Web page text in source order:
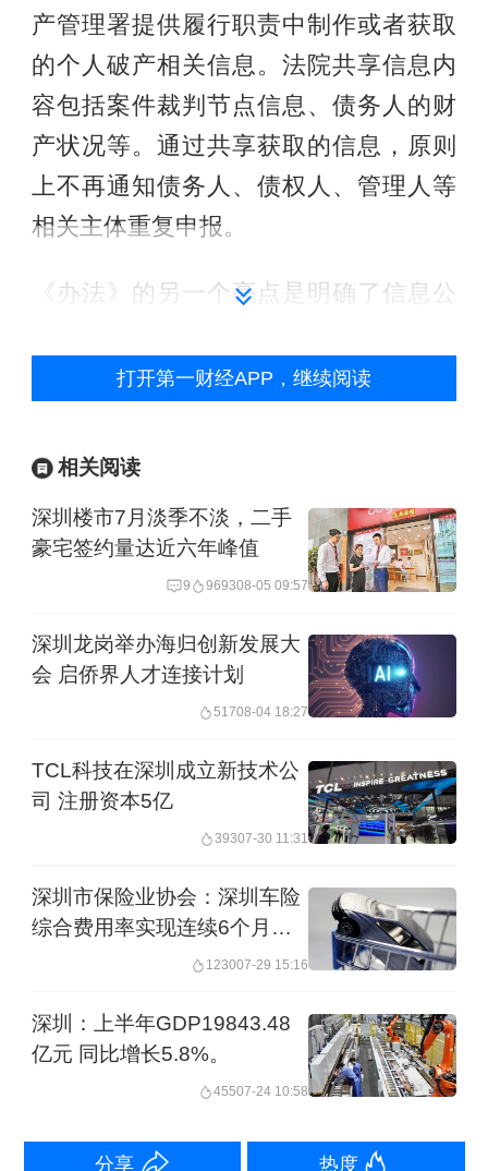
产管理署提供履行职责中制作或者获取
的个人破产相关信息。法院共享信息内
容包括案件裁判节点信息、债务人的财
产状况等。通过共享获取的信息，原则
上不再通知债务人、债权人、管理人等
相关主体重复申报。
《办法》的另一个亮点是明确了信息公
示类型，包括主动公示和依申请查询两
人的姓名、证件号码（脱敏处理）、破
的主要内容等。公示期限分为两种，法
院裁定免除债务人未清偿债务的，公示
定终结破产程序且债务人未进入执行考
察期的等，公示期为1年。公示时限届满
位或者个人需查询破产申请、财产申报
等信息的，需说明查询理由、具体用途
复。
《办法》还建立了严格的监督机制。在
产信息。重整、和解债务人每月申报上
一月度的收支和债务清偿状况，清算债
打开第一财经APP，继续阅读
相关阅读
深圳楼市7月淡季不淡，二手
豪宅签约量达近六年峰值
9 969308-05 09:57
深圳龙岗举办海归创新发展大
会 启侨界人才连接计划
51708-04 18:27
TCL科技在深圳成立新技术公
司 注册资本5亿
39307-30 11:31
深圳市保险业协会：深圳车险
综合费用率实现连续6个月环
123007-29 15:16
深圳：上半年GDP19843.48
亿元 同比增长5.8%。
45507-24 10:58
分享 热度